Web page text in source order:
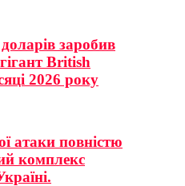
заробив
British
2026 року
атаки повністю
комплекс